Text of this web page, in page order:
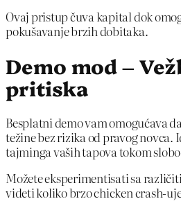
Ovaj pristup čuva kapital dok
pokušavanje brzih dobitaka.
Demo mod –
pritiska
Besplatni demo vam omogućava
težine bez rizika od pravog novca.
tajminga vaših tapova tokom
Možete eksperimentisati sa
videti koliko brzo chicken crash-